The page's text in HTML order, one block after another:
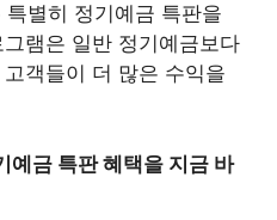
별히 정기예금 특판을
램은 일반 정기예금보다
객들이 더 많은 수익을
예금 특판 혜택을 지금 바